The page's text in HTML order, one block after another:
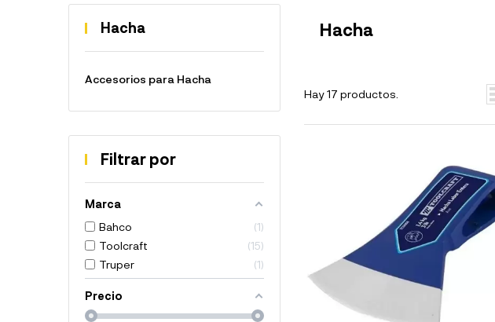
Hacha
Accesorios para Hacha
Filtrar por
Marca
Bahco
1
Toolcraft
15
Truper
1
Precio
Hacha
Hay 17 productos.